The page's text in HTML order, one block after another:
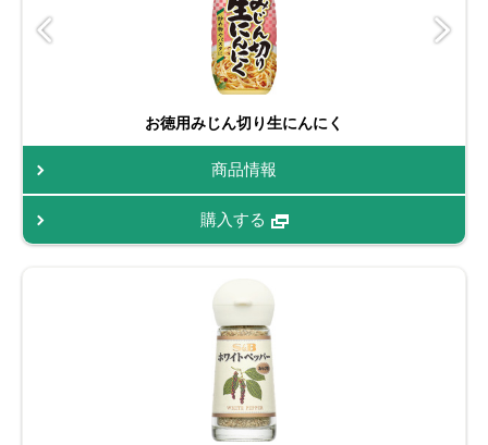
お徳用みじん切り生にんにく
商品情報
購入する